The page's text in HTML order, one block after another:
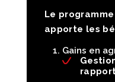
Le
apporte les
Gains en